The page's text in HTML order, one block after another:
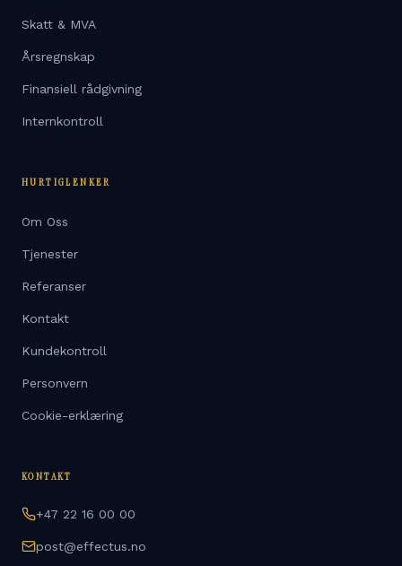
Skatt & MVA
Årsregnskap
Finansiell rådgivning
Internkontroll
HURTIGLENKER
Om Oss
Tjenester
Referanser
Kontakt
Kundekontroll
Personvern
Cookie-erklæring
KONTAKT
+47 22 16 00 00
post@effectus.no